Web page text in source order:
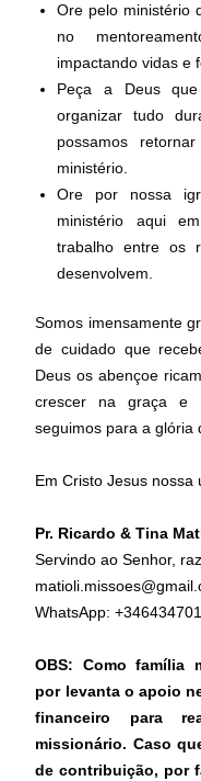
Ore pelo ministério
no
impactando vidas e
Peça a Deus
organizar tudo
possamos
ministério.
Ore por nossa
ministério aqui
trabalho entre os
desenvolvem.
Somos imensamente
de cuidado que
Deus os abençoe
crescer na graça e
seguimos para a glória
Em Cristo Jesus nossa
Pr. Ricardo & Tina
Servindo ao Senhor,
WhatsApp:
OBS: Como família
por levanta o apoio
financeiro para
missionário. Caso
de contribuição, por